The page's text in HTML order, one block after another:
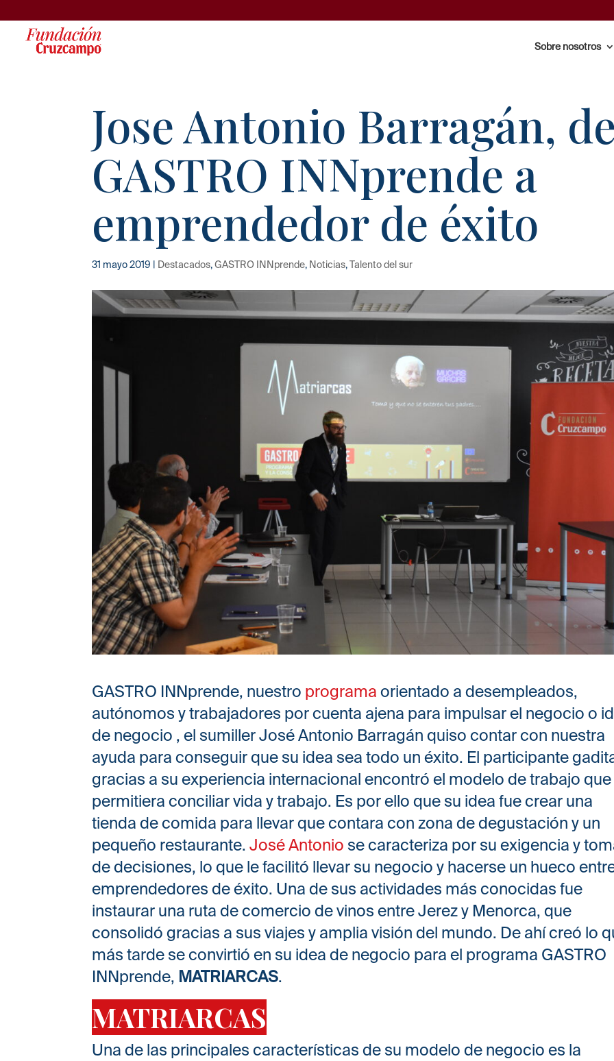
Sobre nosotros
Jose Antonio Barragán, de
GASTRO INNprende a
emprendedor de éxito
31 mayo 2019 Destacados,GASTRO INNprende, Noticias,Talento del sur
GASTRO INNprende, nuestro programa orientado a desempleados,
autónomos y trabajadores por cuenta ajena para impulsar el negocio o
de negocio , el sumiller José Antonio Barragán quiso contar con nuestra
ayuda para conseguir que su idea sea todo un éxito. El participante
gracias a su experiencia internacional encontró el modelo de trabajo que
permitiera conciliar vida y trabajo. Es por ello que su idea fue crear una
tienda de comida para llevar que contara con zona de degustación y un
pequeño restaurante.José Antonio se caracteriza por su exigencia y
de decisiones, lo que le facilitó llevar su negocio y hacerse un hueco
emprendedores de éxito. Una de sus actividades más conocidas fue
instaurar una ruta de comercio de vinos entre Jerez y Menorca, que
consolidó gracias a sus viajes y amplia visión del mundo. De ahí creó lo
más tarde se convirtió en su idea de negocio para el programa GASTRO
INNprende, MATRIARCAS.
MATRIARCAS
Una de las principales características de su modelo de negocio es la